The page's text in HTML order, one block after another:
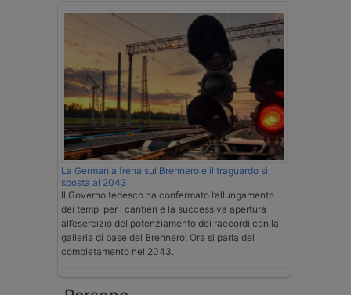
La Germania frena sul Brennero e il traguardo si
sposta al 2043
Il Governo tedesco ha confermato l’allungamento
dei tempi per i cantieri e la successiva apertura
all’esercizio del potenziamento dei raccordi con la
galleria di base del Brennero. Ora si parla del
completamento nel 2043.